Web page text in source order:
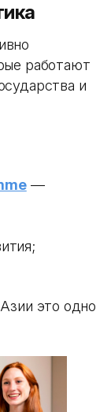
работают
и
—
это одно